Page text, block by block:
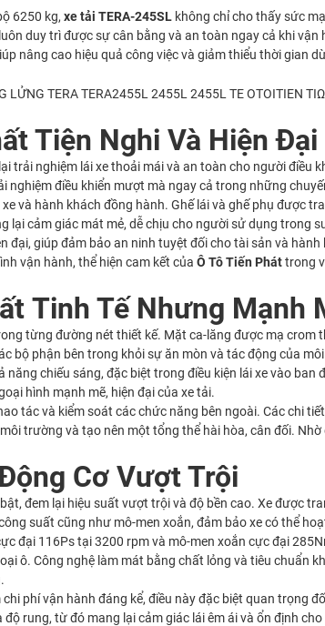
6250 kg, xe tải TERA-245SL không chỉ cho thấy sức
duy trì được sự cân bằng và an toàn ngay cả khi
nâng cao hiệu quả công việc và giảm thiểu thời gian
Tiện Nghi Và Hiện Đại
trải nghiệm lái xe thoải mái và an toàn cho người điều
nghiệm điều khiển mượt mà ngay cả trong những
và hành khách đồng hành. Ghế lái và ghế phụ được
lại cảm giác mát mẻ, dễ chịu cho người sử dụng trong
giúp đảm bảo an ninh tuyệt đối cho tài sản và
vận hành, thể hiện cam kết của Ô Tô Tiến Pháttrong
Tinh Tế Nhưng Mạnh
từng đường nét thiết kế. Mặt ca-lăng được mạ crom
bộ phận bên trong khỏi sự ăn mòn và tác động của
chiếu sáng, đặc biệt trong điều kiện lái xe vào ban
hình mạnh mẽ, hiện đại của xe tải.
tác và kiểm soát các chức năng bên ngoài. Các chi
trường và tạo nên một tổng thể hài hòa, cân đối. Nhờ
Cơ Vượt Trội
đem lại hiệu suất vượt trội và độ bền cao. Xe được
suất cũng như mô-men xoắn, đảm bảo xe có thể
đại 116Ps tại 3200 rpm và mô-men xoắn cực đại
ô. Công nghệ làm mát bằng chất lỏng và tiêu chuẩn
phí vận hành đáng kể, điều này đặc biệt quan trọng
rung, từ đó mang lại cảm giác lái êm ái và ổn định